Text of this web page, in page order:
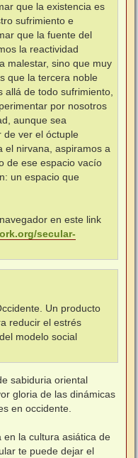
que la existencia es
sufrimiento e
que la fuente del
la reactividad
malestar, sino que muy
que la tercera noble
de todo sufrimiento,
por nosotros
aunque sea
de ver el óctuple
el nirvana, aspiramos a
de ese espacio vacío
un espacio que
en este link
secular-
Un producto
reducir el estrés
modelo social
sabiduria oriental
gloria de las dinámicas
en occidente.
la cultura asiática de
te puede dejar el